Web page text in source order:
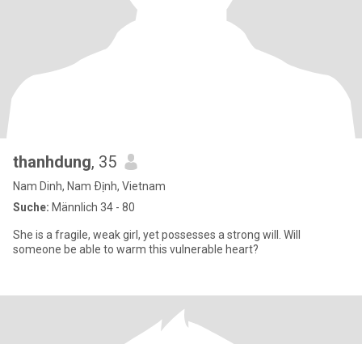
thanhdung, 35
Nam Dinh, Nam Ðịnh, Vietnam
Suche: Männlich 34 - 80
She is a fragile, weak girl, yet possesses a strong will. Will
someone be able to warm this vulnerable heart?